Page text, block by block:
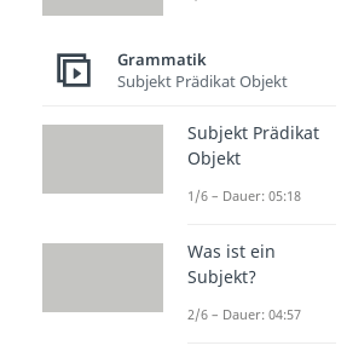
Person
Plural
3.
sie
Studyflix
einem
Grammatik
Subjekt Prädikat Objekt
Subjekt Prädikat
Objekt
1/6 – Dauer: 05:18
Was ist ein
Subjekt?
2/6 – Dauer: 04:57